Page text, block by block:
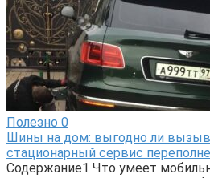
Полезно 0
Шины на дом: выгодно ли
стационарный сервис
Содержание1 Что умеет